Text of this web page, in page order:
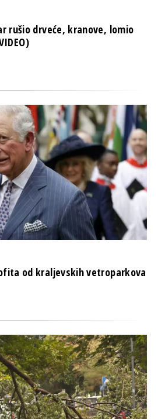
rušio drveće, kranove, lomio
od kraljevskih vetroparkova